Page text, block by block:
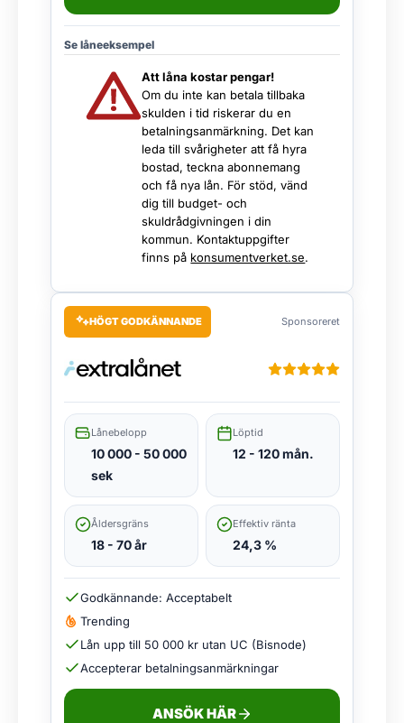
Se låneeksempel
Att låna kostar pengar!
Om du inte kan betala tillbaka
skulden i tid riskerar du en
betalningsanmärkning. Det kan
leda till svårigheter att få hyra
bostad, teckna abonnemang
och få nya lån. För stöd, vänd
dig till budget- och
skuldrådgivningen i din
kommun. Kontaktuppgifter
finns på konsumentverket.se.
HÖGT GODKÄNNANDE Sponsoreret
Lånebelopp
10 000 - 50 000
sek
Löptid
12 - 120 mån.
Åldersgräns
18 - 70 år
Effektiv ränta
24,3 %
Godkännande: Acceptabelt
Trending
Lån upp till 50 000 kr utan UC (Bisnode)
Accepterar betalningsanmärkningar
ANSÖK HÄR